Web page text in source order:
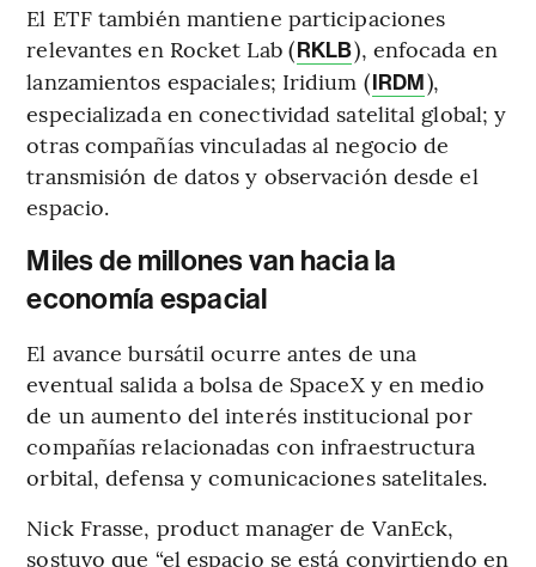
El ETF también mantiene participaciones
relevantes en Rocket Lab (RKLB), enfocada en
lanzamientos espaciales; Iridium (IRDM),
especializada en conectividad satelital global; y
otras compañías vinculadas al negocio de
transmisión de datos y observación desde el
espacio.
Miles de millones van hacia la
economía espacial
El avance bursátil ocurre antes de una
eventual salida a bolsa de SpaceX y en medio
de un aumento del interés institucional por
compañías relacionadas con infraestructura
orbital, defensa y comunicaciones satelitales.
Nick Frasse, product manager de VanEck,
sostuvo que “el espacio se está convirtiendo en